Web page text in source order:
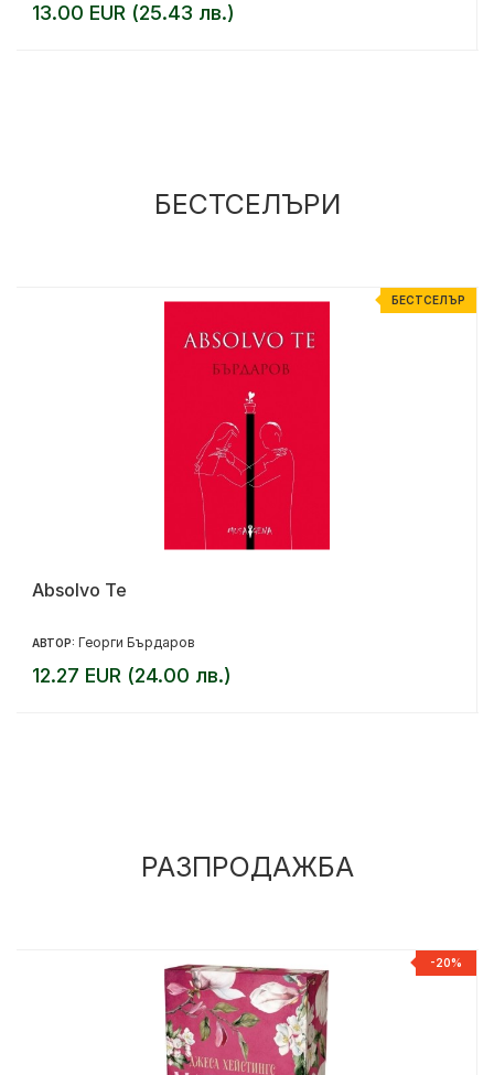
13.00 EUR (25.43 лв.)
БЕСТСЕЛЪРИ
БЕСТСЕЛЪР
Absolvo Te
АВТОР: Георги Бърдаров
12.27 EUR (24.00 лв.)
РАЗПРОДАЖБА
-20%